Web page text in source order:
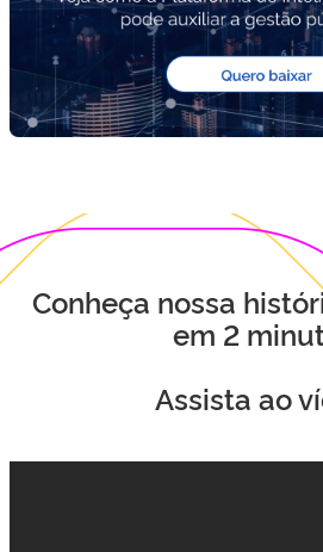
Conheça nossa
em 2
Assista ao